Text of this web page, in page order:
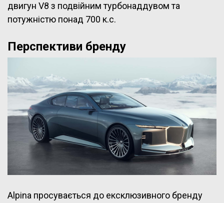
двигун V8 з подвійним турбонаддувом та
потужністю понад 700 к.с.
Перспективи бренду
Alpina просувається до ексклюзивного бренду